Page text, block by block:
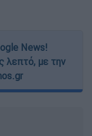
News!
λεπτό, με την